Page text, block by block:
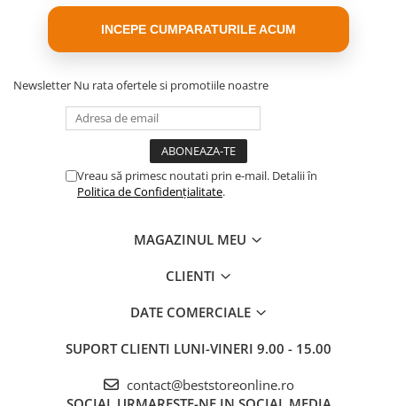
INCEPE CUMPARATURILE ACUM
Newsletter Nu rata ofertele si promotiile noastre
Vreau să primesc noutati prin e-mail. Detalii în
Politica de Confidențialitate.
MAGAZINUL MEU
CLIENTI
DATE COMERCIALE
SUPORT CLIENTI LUNI-VINERI 9.00 - 15.00
contact@beststoreonline.ro